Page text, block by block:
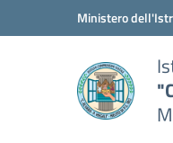
Vai ai contenuti
Vai al menu di navigazione
Ministero